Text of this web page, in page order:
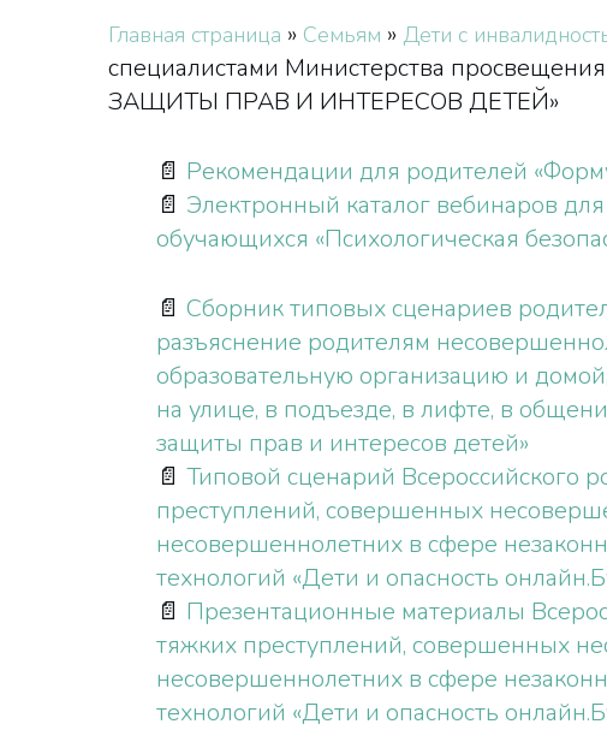
Главная страница » Семьям » Дети с
специалистами Министерства
ЗАЩИТЫ ПРАВ И ИНТЕРЕСОВ ДЕТЕЙ»
📄 Рекомендации для родителей
📄 Электронный каталог вебинаров
обучающихся «Психологическая
📄 Сборник типовых сценариев
разъяснение родителям
образовательную организацию и
на улице, в подъезде, в лифте, в
защиты прав и интересов детей»
📄 Типовой сценарий Всероссийского
преступлений, совершенных
несовершеннолетних в сфере
технологий «Дети и опасность
📄 Презентационные материалы
тяжких преступлений, совершенных
несовершеннолетних в сфере
технологий «Дети и опасность